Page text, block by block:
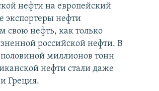
нефти на европейский
экспортеры нефти
свою нефть, как только
российской нефти. В
половиной миллионов тонн
нефти стали даже
Греция.